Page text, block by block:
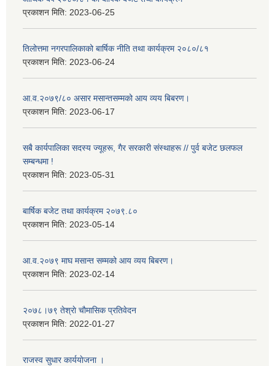
प्रकाशन मिति: 2023-06-25
तिलोत्तमा नगरपालिकाको बार्षिक नीति तथा कार्यक्रम २०८०/८१
प्रकाशन मिति: 2023-06-24
आ.व.२०७९/८० असार मसान्तसम्मको आय व्यय बिबरण।
प्रकाशन मिति: 2023-06-17
सबै कार्यपालिका सदस्य ज्यूहरू, गैर सरकारी संस्थाहरू // पुर्व बजेट छलफल
सम्बन्धमा !
प्रकाशन मिति: 2023-05-31
बार्षिक बजेट तथा कार्यक्रम २०७९.८०
प्रकाशन मिति: 2023-05-14
आ.व.२०७९ माघ मसान्त सम्मको आय व्यय बिबरण।
प्रकाशन मिति: 2023-02-14
२०७८।७९ तेश्राे चाैमासिक प्रतिवेदन
प्रकाशन मिति: 2022-01-27
राजस्व सुधार कार्ययाेजना ।